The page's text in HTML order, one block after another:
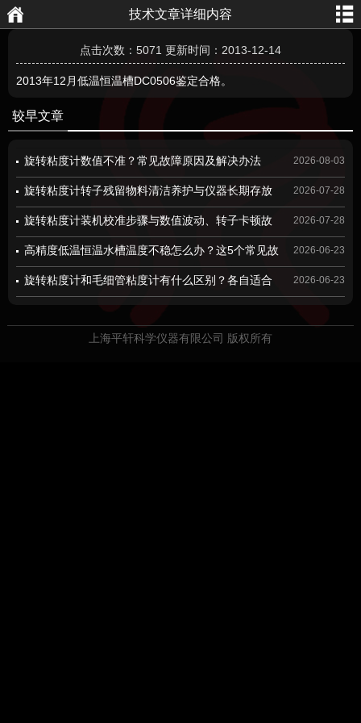
技术文章详细内容
点击次数：5071 更新时间：2013-12-14
2013年12月低温恒温槽DC0506鉴定合格。
较早文章
旋转粘度计数值不准？常见故障原因及解决办法 2026-08-03
旋转粘度计转子残留物料清洁养护与仪器长期存放
规范
2026-07-28
旋转粘度计装机校准步骤与数值波动、转子卡顿故
障检修方案
2026-07-28
高精度低温恒温水槽温度不稳怎么办？这5个常见故
障原因及解决方法，建议收藏！
2026-06-23
旋转粘度计和毛细管粘度计有什么区别？各自适合
2026-06-23
上海平轩科学仪器有限公司 版权所有